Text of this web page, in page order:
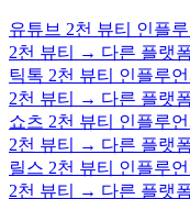
유튜브 2천 뷰티 인플
2천 뷰티 → 다른 플랫
틱톡 2천 뷰티 인플루
2천 뷰티 → 다른 플랫
쇼츠 2천 뷰티 인플루
2천 뷰티 → 다른 플랫
릴스 2천 뷰티 인플루
2천 뷰티 → 다른 플랫